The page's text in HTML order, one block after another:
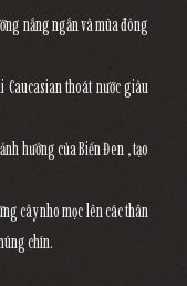
nắng ngắn và mùa đông
Caucasian thoát nước giàu
hưởng của Biển Đen , tạo
cây nho mọc lên các thân
chín.